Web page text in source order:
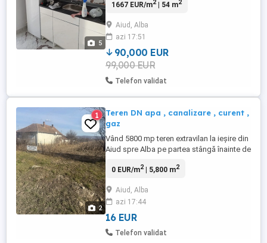
5
Bănci,Primărie,Poliție,Scoli,Zona 0(cea mai
Aiud).Apartamentul este la etajul 2 are
interfon,beci,termopan,balcon izolat și
închis cu termopan,este renovat
total(instalatii electrice,apa,termice ...
1667 EUR/m2| 54 m2
Aiud, Alba
azi 17:51
90,000 EUR
99,000 EUR
Telefon validat
2
1
Teren DN apa , canalizare , curent ,
gaz
Vând 5800 mp teren extravilan la ieșire din
Aiud spre Alba pe partea stângă înainte de
fața terenului, mai multe detalii la telefon (
0 EUR/m2| 5,800 m2
Aiud, Alba
azi 17:44
16 EUR
Telefon validat